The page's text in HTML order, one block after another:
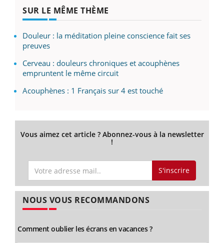
SUR LE MÊME THÈME
Douleur : la méditation pleine conscience fait ses
preuves
Cerveau : douleurs chroniques et acouphènes
empruntent le même circuit
Acouphènes : 1 Français sur 4 est touché
Vous aimez cet article ? Abonnez-vous à la newsletter
!
S'inscrire
NOUS VOUS RECOMMANDONS
Comment oublier les écrans en vacances ?